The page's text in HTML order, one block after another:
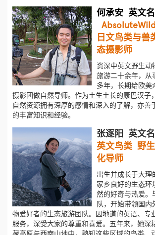
何承安 英文
日文鸟类与
态摄影师
资深中英文野生动
旅游二十余年，从
多年，长期给欧美
摄影团做自然导师。作为土生土长的康巴汉子
自然资源拥有深厚的感情和深入的了解，亦善
的丰富知识和经验。
张逐阳 英文
英文鸟类 野
化导师
出生并成长于大理
家乡良好的生态环
然的好奇与热爱。
队，开始带领国内
物爱好者的生态旅游团队。因地道的英语、专
服务，深受大家的尊重和喜爱。五年来，她深